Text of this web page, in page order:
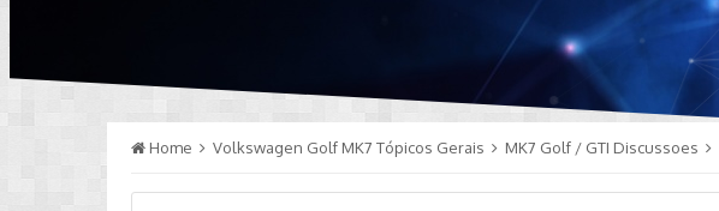
Home Volkswagen Golf MK7 Tópicos Gerais MK7 Golf / GTI Discussoes